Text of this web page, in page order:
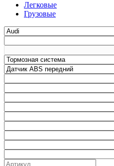
Легковые
Грузовые